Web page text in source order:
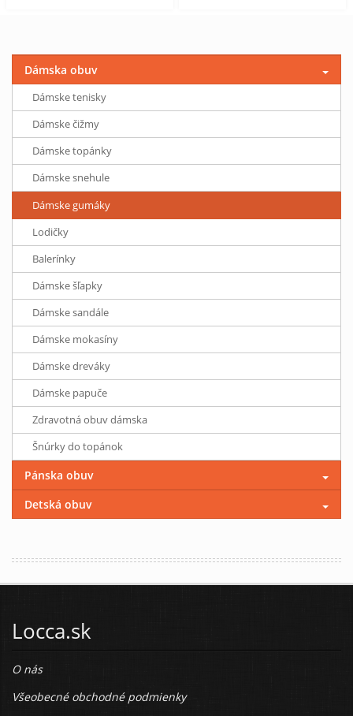
Dámska obuv
Dámske tenisky
Dámske čižmy
Dámske topánky
Dámske snehule
Dámske gumáky
Lodičky
Balerínky
Dámske šľapky
Dámske sandále
Dámske mokasíny
Dámske dreváky
Dámske papuče
Zdravotná obuv dámska
Šnúrky do topánok
Pánska obuv
Detská obuv
Locca.sk
O nás
Všeobecné obchodné podmienky